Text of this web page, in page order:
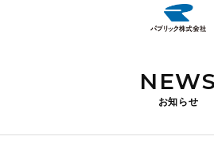
NEWS
お知らせ